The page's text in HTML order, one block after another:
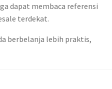
dapat membaca referensi
terdekat.
berbelanja lebih praktis,